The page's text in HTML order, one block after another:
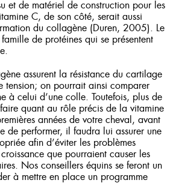
et de matériel de construction pour les
C, de son côté, serait aussi
du collagène (Duren, 2005). Le
de protéines qui se présentent
assurent la résistance du cartilage
tension; on pourrait ainsi comparer
à celui d’une colle. Toutefois, plus de
quant au rôle précis de la vitamine
années de votre cheval, avant
de performer, il faudra lui assurer une
afin d’éviter les problèmes
que pourraient causer les
Nos conseillers équins se feront un
à mettre en place un programme